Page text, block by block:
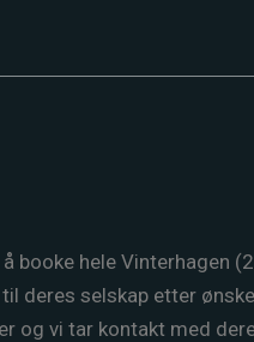
booke hele Vinterhagen
deres selskap etter
og vi tar kontakt med